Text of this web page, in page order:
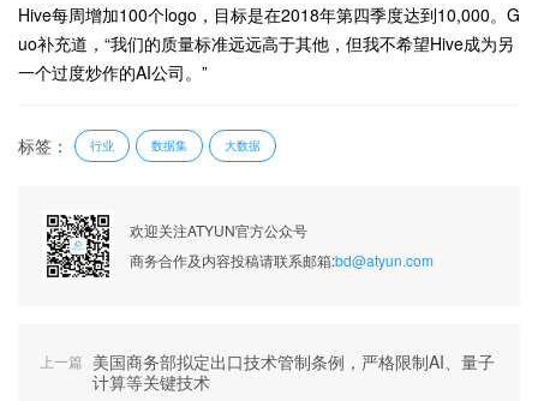
Hive每周增加100个logo，目标是在2018年第四季度达到10,000。G
uo补充道，“我们的质量标准远远高于其他，但我不希望Hive成为另
一个过度炒作的AI公司。”
标签： 行业 数据集 大数据
欢迎关注ATYUN官方公众号
商务合作及内容投稿请联系邮箱:bd@atyun.com
上一篇 美国商务部拟定出口技术管制条例，严格限制AI、量子
计算等关键技术